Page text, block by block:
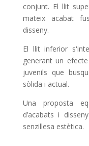
conjunt. El llit
mateix acabat
disseny.
El llit inferior
generant un
juvenils que
sòlida i actual.
Una proposta
d’acabats i
senzillesa estètica.